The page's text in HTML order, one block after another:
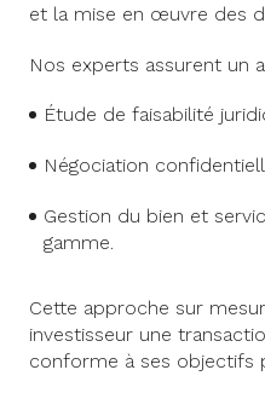
et la mise en œuvre des
Nos experts assurent un
Étude de faisabilité
Négociation
Gestion du bien et
gamme.
Cette approche sur
investisseur une
conforme à ses objectifs